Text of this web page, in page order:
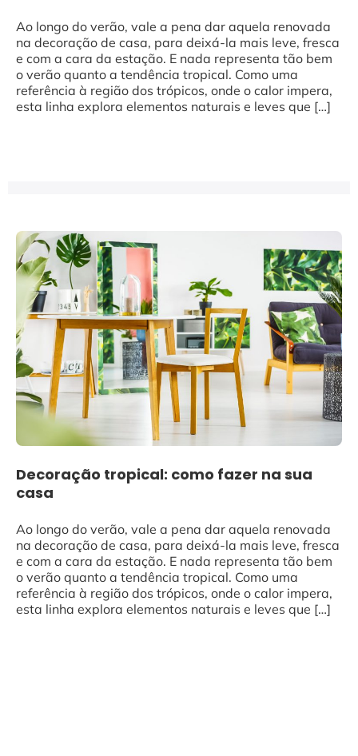
Ao longo do verão, vale a pena dar aquela renovada
na decoração de casa, para deixá-la mais leve, fresca
e com a cara da estação. E nada representa tão bem
o verão quanto a tendência tropical. Como uma
referência à região dos trópicos, onde o calor impera,
esta linha explora elementos naturais e leves que […]
Decoração tropical: como fazer na sua
casa
Ao longo do verão, vale a pena dar aquela renovada
na decoração de casa, para deixá-la mais leve, fresca
e com a cara da estação. E nada representa tão bem
o verão quanto a tendência tropical. Como uma
referência à região dos trópicos, onde o calor impera,
esta linha explora elementos naturais e leves que […]